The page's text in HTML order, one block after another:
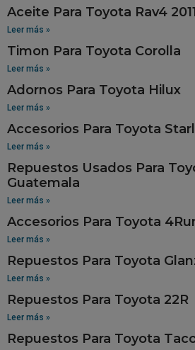
Aceite Para Toyota Rav4
Leer más »
Timon Para Toyota Corolla
Leer más »
Adornos Para Toyota Hilux
Leer más »
Accesorios Para Toyota
Leer más »
Repuestos Usados Para
Guatemala
Leer más »
Accesorios Para Toyota
Leer más »
Repuestos Para Toyota
Leer más »
Repuestos Para Toyota 22R
Leer más »
Repuestos Para Toyota